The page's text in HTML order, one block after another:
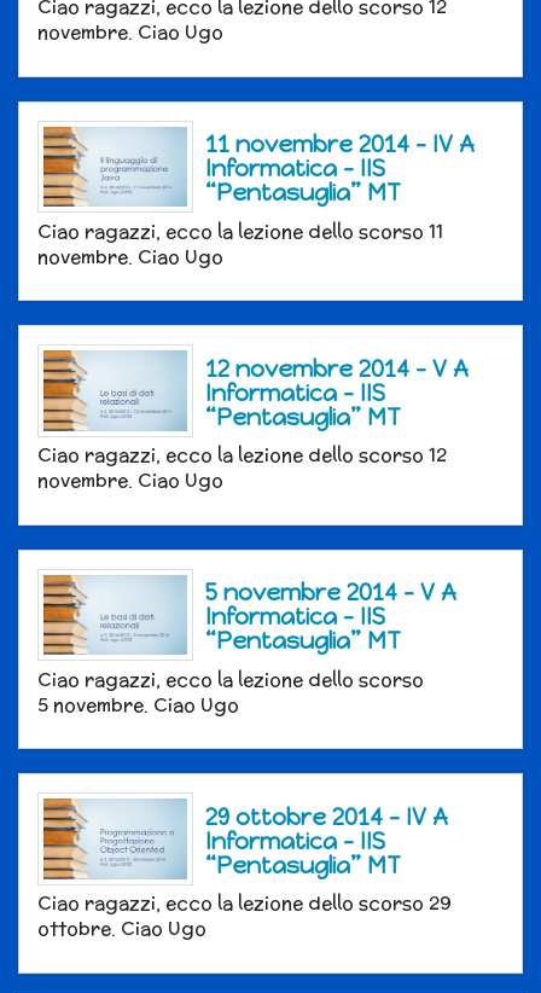
Ciao ragazzi, ecco la lezione dello scorso 12
novembre. Ciao Ugo
11 novembre 2014 – IV A
Informatica – IIS
“Pentasuglia” MT
Ciao ragazzi, ecco la lezione dello scorso 11
novembre. Ciao Ugo
12 novembre 2014 – V A
Informatica – IIS
“Pentasuglia” MT
Ciao ragazzi, ecco la lezione dello scorso 12
novembre. Ciao Ugo
5 novembre 2014 – V A
Informatica – IIS
“Pentasuglia” MT
Ciao ragazzi, ecco la lezione dello scorso
5 novembre. Ciao Ugo
29 ottobre 2014 – IV A
Informatica – IIS
“Pentasuglia” MT
Ciao ragazzi, ecco la lezione dello scorso 29
ottobre. Ciao Ugo